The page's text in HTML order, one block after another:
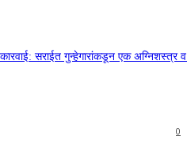
सराईत गुन्हेगारांकडून एक अग्निशस्त्र व
0